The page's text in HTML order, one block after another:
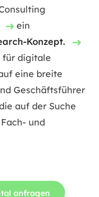
ein
Konzept.
für digitale
eine breite
Geschäftsführer
auf der Suche
und
anfragen